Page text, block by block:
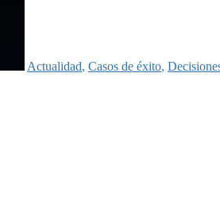
Actualidad, Casos de éxito,